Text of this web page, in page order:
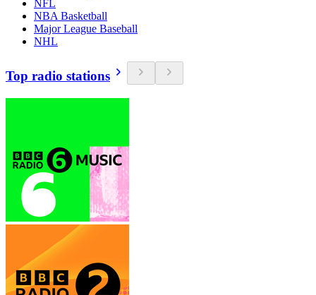
NFL
NBA Basketball
Major League Baseball
NHL
Top radio stations